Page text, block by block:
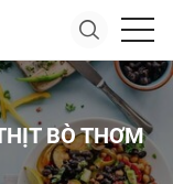
BÒ THƠM